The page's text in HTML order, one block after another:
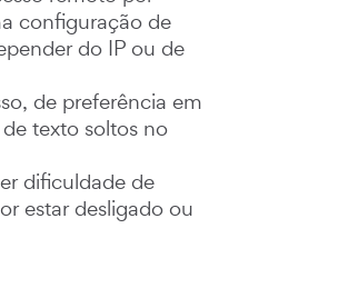
configuração de
do IP ou de
de preferência em
texto soltos no
dificuldade de
estar desligado ou